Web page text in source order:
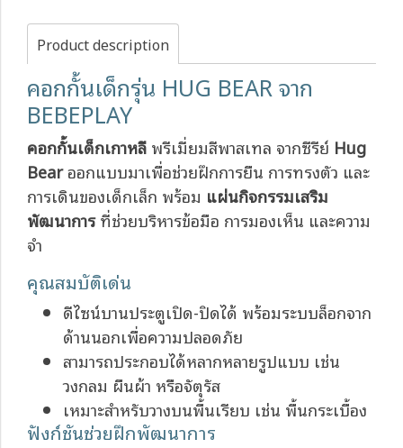
Product description
คอกกั้นเด็กรุ่น HUG BEAR จาก
BEBEPLAY
คอกกั้นเด็กเกาหลี พรีเมี่ยมสีพาสเทล จากซีรีย์ Hug
Bearออกแบบมาเพื่อช่วยฝึกการยืน การทรงตัว และ
การเดินของเด็กเล็ก พร้อม แผ่นกิจกรรมเสริม
พัฒนาการที่ช่วยบริหารข้อมือ การมองเห็น และความ
จำ
คุณสมบัติเด่น
ดีไซน์บานประตูเปิด-ปิดได้ พร้อมระบบล็อกจาก
ด้านนอกเพื่อความปลอดภัย
สามารถประกอบได้หลากหลายรูปแบบ เช่น
วงกลม ผืนผ้า หรือจัตุรัส
เหมาะสำหรับวางบนพื้นเรียบ เช่น พื้นกระเบื้อง
ฟังก์ชันช่วยฝึกพัฒนาการ